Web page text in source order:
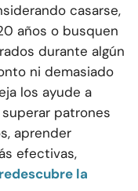
casarse,
años o busquen
durante algún
ni demasiado
los ayude a
patrones
aprender
efectivas,
redescubre la